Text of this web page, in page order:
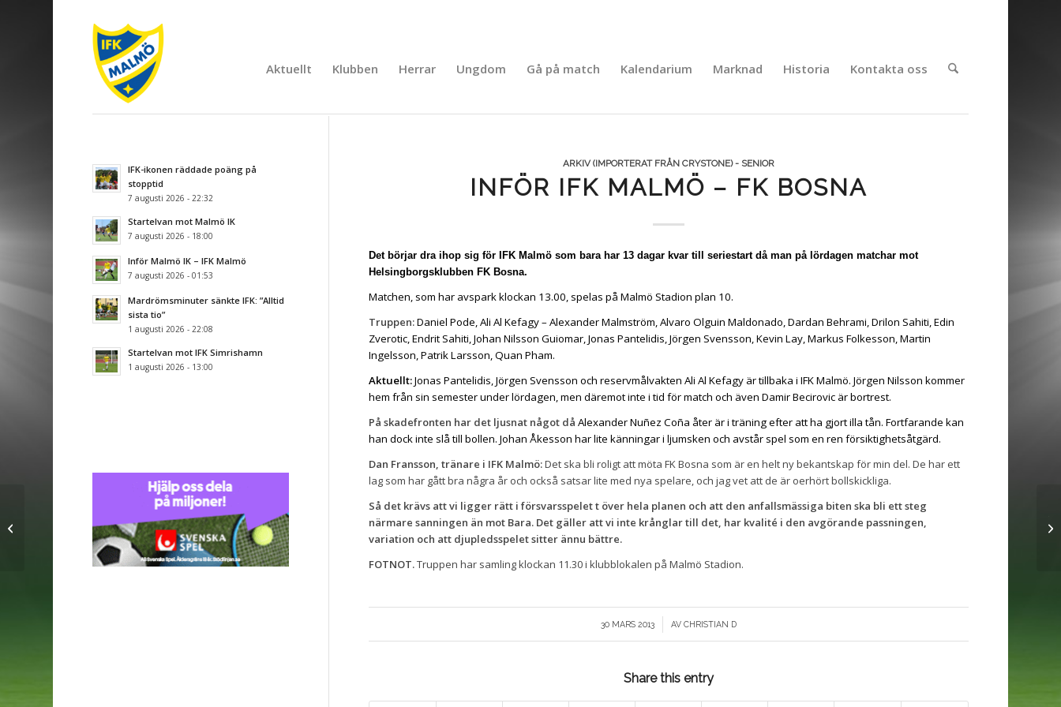
Aktuellt Klubben Herrar Ungdom Gå på match Kalendarium Marknad Historia Kontakta oss
ARKIV (IMPORTERAT FRÅN CRYSTONE) - SENIOR
INFÖR IFK MALMÖ – FK BOSNA
Det börjar dra ihop sig för IFK Malmö som bara har 13 dagar kvar till seriestart då man på lördagen matchar mot
Helsingborgsklubben FK Bosna.
Matchen, som har avspark klockan 13.00, spelas på Malmö Stadion plan 10.
Truppen:Daniel Pode, Ali Al Kefagy – Alexander Malmström, Alvaro Olguin Maldonado, Dardan Behrami, Drilon Sahiti, Edin
Zverotic, Endrit Sahiti, Johan Nilsson Guiomar, Jonas Pantelidis, Jörgen Svensson, Kevin Lay, Markus Folkesson, Martin
Ingelsson, Patrik Larsson, Quan Pham.
Aktuellt:Jonas Pantelidis, Jörgen Svensson och reservmålvakten Ali Al Kefagy är tillbaka i IFK Malmö. Jörgen Nilsson kommer
hem från sin semester under lördagen, men däremot inte i tid för match och även Damir Becirovic är bortrest.
På skadefronten har det ljusnat något då Alexander Nuñez Coña åter är i träning efter att ha gjort illa tån. Fortfarande kan
han dock inte slå till bollen. Johan Åkesson har lite känningar i ljumsken och avstår spel som en ren försiktighetsåtgärd.
Dan Fransson, tränare i IFK Malmö:Det ska bli roligt att möta FK Bosna som är en helt ny bekantskap för min del. De har ett
lag som har gått bra några år och också satsar lite med nya spelare, och jag vet att de är oerhört bollskickliga.
Så det krävs att vi ligger rätt i försvarsspelet t över hela planen och att den anfallsmässiga biten ska bli ett steg
närmare sanningen än mot Bara. Det gäller att vi inte krånglar till det, har kvalité i den avgörande passningen,
variation och att djupledsspelet sitter ännu bättre.
FOTNOT.Truppen har samling klockan 11.30 i klubblokalen på Malmö Stadion.
30 MARS 2013
/ AV CHRISTIAN D
Share this entry
IFK-ikonen räddade poäng på
stopptid
7 augusti 2026 - 22:32
Startelvan mot Malmö IK
7 augusti 2026 - 18:00
Inför Malmö IK – IFK Malmö
7 augusti 2026 - 01:53
Mardrömsminuter sänkte IFK: ”Alltid
sista tio”
1 augusti 2026 - 22:08
Startelvan mot IFK Simrishamn
1 augusti 2026 - 13:00
Matchid: 4826 – Jonas Pantelidis